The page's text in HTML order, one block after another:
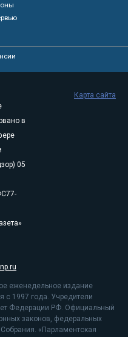
в
05
еженедельное издание
с 1997 года. Учредители
Федерации РФ. Официальный
законов, федеральных
«Парламентская
Карта сайта